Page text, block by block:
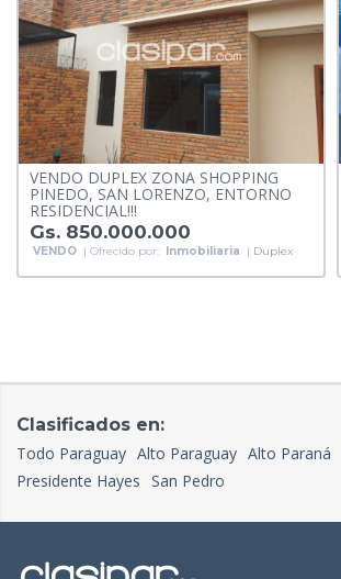
VENDO DUPLEX ZONA SHOPPING
PINEDO, SAN LORENZO, ENTORNO
RESIDENCIAL!!!
Gs. 850.000.000
VENDO | Ofrecido por: Inmobiliaria | Duplex
Clasificados en:
Todo Paraguay Alto Paraguay Alto Paraná
Presidente Hayes San Pedro